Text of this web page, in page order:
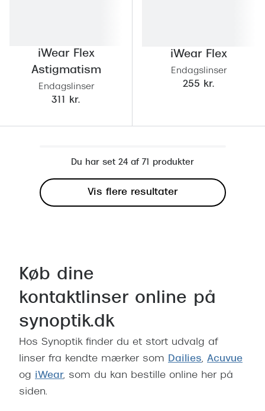
iWear Flex
Astigmatism
Endagslinser
311 kr.
iWear Flex
Endagslinser
255 kr.
Du har set 24 af 71 produkter
Vis flere resultater
Køb dine
kontaktlinser online på
synoptik.dk
Hos Synoptik finder du et stort udvalg af
linser fra kendte mærker som Dailies, Acuvue
og iWear, som du kan bestille online her på
siden.